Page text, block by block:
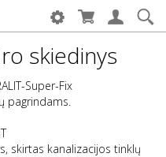
skiedinys
Super-Fix
pagrindams.
skirtas kanalizacijos tinklų